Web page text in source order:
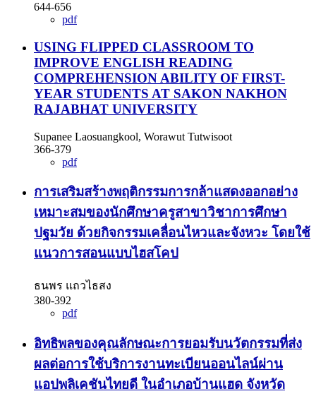
644-656
pdf
USING FLIPPED CLASSROOM TO
IMPROVE ENGLISH READING
COMPREHENSION ABILITY OF FIRST-
YEAR STUDENTS AT SAKON NAKHON
RAJABHAT UNIVERSITY
Supanee Laosuangkool, Worawut Tutwisoot
366-379
pdf
การเสริมสร้างพฤติกรรมการกล้าแสดงออกอย่าง
เหมาะสมของนักศึกษาครูสาขาวิชาการศึกษา
ปฐมวัย ด้วยกิจกรรมเคลื่อนไหวและจังหวะ โดยใช้
แนวการสอนแบบไฮสโคป
ธนพร แถวไธสง
380-392
pdf
อิทธิพลของคุณลักษณะการยอมรับนวัตกรรมที่ส่ง
ผลต่อการใช้บริการงานทะเบียนออนไลน์ผ่าน
แอปพลิเคชันไทยดี ในอำเภอบ้านแฮด จังหวัด